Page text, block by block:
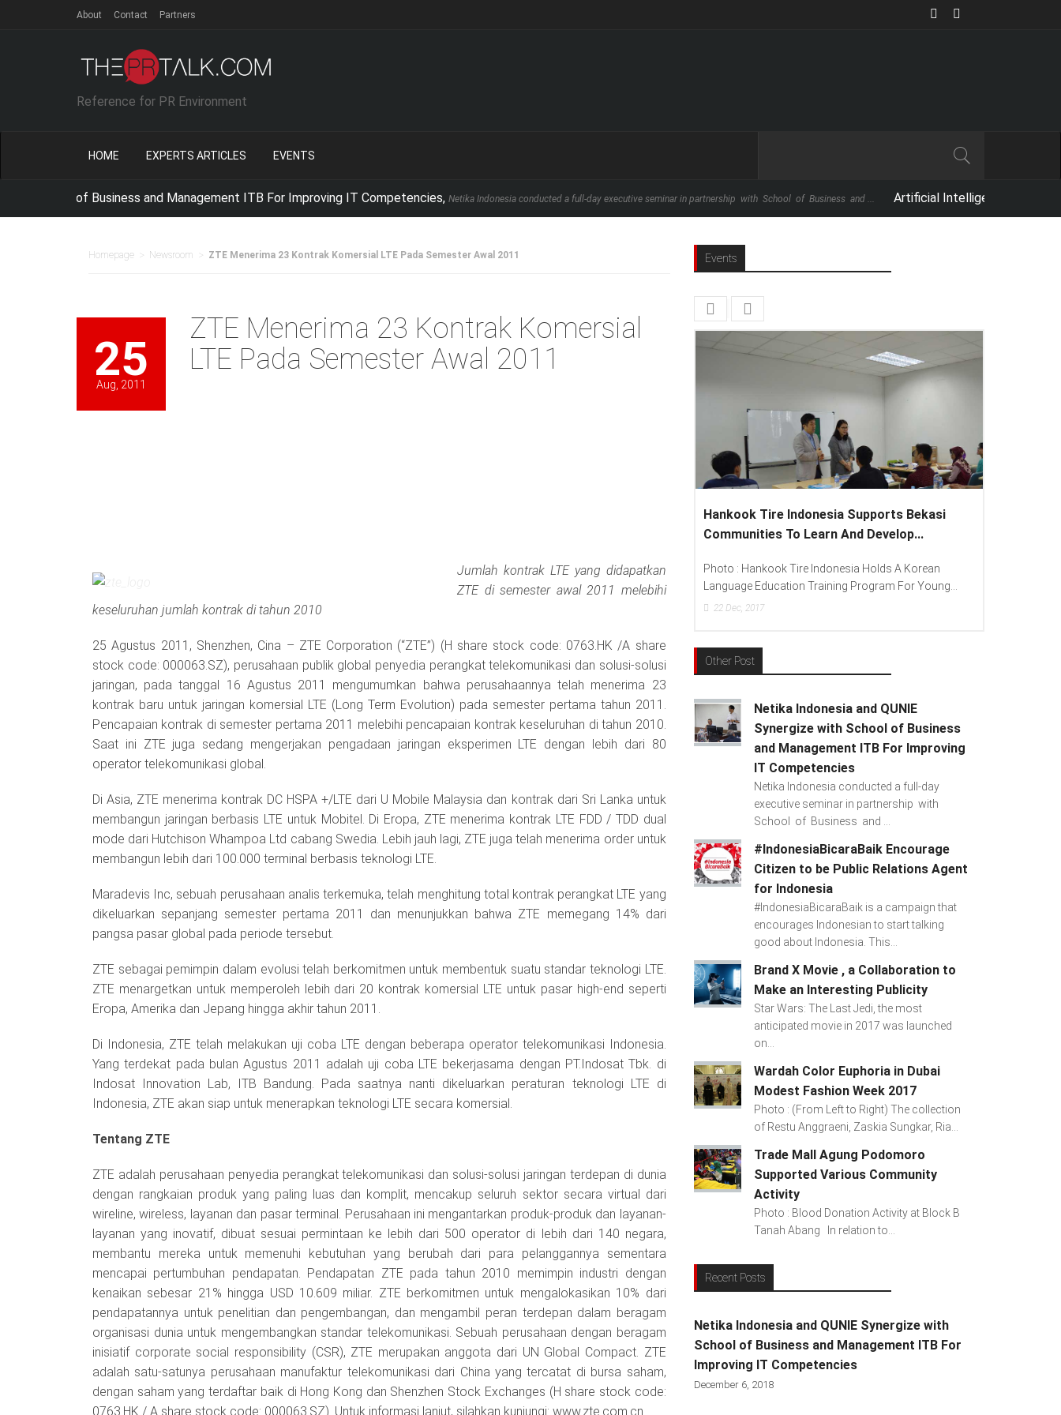
About Contact Partners
Reference for PR Environment
HOME EXPERTS ARTICLES EVENTS
of Business and Management ITB For Improving IT Competencies,Netika Indonesia conducted a full-day executive seminar in partnership with School of Business and ... Artificial Intelligence: The Next Big
Homepage Newsroom ZTE Menerima 23 Kontrak Komersial LTE Pada Semester Awal 2011
25
Aug, 2011
ZTE Menerima 23 Kontrak Komersial
LTE Pada Semester Awal 2011
Jumlah kontrak LTE yang didapatkan
ZTE di semester awal 2011 melebihi
keseluruhan jumlah kontrak di tahun 2010
25 Agustus 2011, Shenzhen, Cina – ZTE Corporation (“ZTE”) (H share stock code: 0763.HK /A share
stock code: 000063.SZ), perusahaan publik global penyedia perangkat telekomunikasi dan solusi-solusi
jaringan, pada tanggal 16 Agustus 2011 mengumumkan bahwa perusahaannya telah menerima 23
kontrak baru untuk jaringan komersial LTE (Long Term Evolution) pada semester pertama tahun 2011.
Pencapaian kontrak di semester pertama 2011 melebihi pencapaian kontrak keseluruhan di tahun 2010.
Saat ini ZTE juga sedang mengerjakan pengadaan jaringan eksperimen LTE dengan lebih dari 80
operator telekomunikasi global.
Di Asia, ZTE menerima kontrak DC HSPA +/LTE dari U Mobile Malaysia dan kontrak dari Sri Lanka untuk
membangun jaringan berbasis LTE untuk Mobitel. Di Eropa, ZTE menerima kontrak LTE FDD / TDD dual
mode dari Hutchison Whampoa Ltd cabang Swedia. Lebih jauh lagi, ZTE juga telah menerima order untuk
membangun lebih dari 100.000 terminal berbasis teknologi LTE.
Maradevis Inc, sebuah perusahaan analis terkemuka, telah menghitung total kontrak perangkat LTE yang
dikeluarkan sepanjang semester pertama 2011 dan menunjukkan bahwa ZTE memegang 14% dari
pangsa pasar global pada periode tersebut.
ZTE sebagai pemimpin dalam evolusi telah berkomitmen untuk membentuk suatu standar teknologi LTE.
ZTE menargetkan untuk memperoleh lebih dari 20 kontrak komersial LTE untuk pasar high-end seperti
Eropa, Amerika dan Jepang hingga akhir tahun 2011.
Di Indonesia, ZTE telah melakukan uji coba LTE dengan beberapa operator telekomunikasi Indonesia.
Yang terdekat pada bulan Agustus 2011 adalah uji coba LTE bekerjasama dengan PT.Indosat Tbk. di
Indosat Innovation Lab, ITB Bandung. Pada saatnya nanti dikeluarkan peraturan teknologi LTE di
Indonesia, ZTE akan siap untuk menerapkan teknologi LTE secara komersial.
Tentang ZTE
ZTE adalah perusahaan penyedia perangkat telekomunikasi dan solusi-solusi jaringan terdepan di dunia
dengan rangkaian produk yang paling luas dan komplit, mencakup seluruh sektor secara virtual dari
wireline, wireless, layanan dan pasar terminal. Perusahaan ini mengantarkan produk-produk dan layanan-
layanan yang inovatif, dibuat sesuai permintaan ke lebih dari 500 operator di lebih dari 140 negara,
membantu mereka untuk memenuhi kebutuhan yang berubah dari para pelanggannya sementara
mencapai pertumbuhan pendapatan. Pendapatan ZTE pada tahun 2010 memimpin industri dengan
kenaikan sebesar 21% hingga USD 10.609 miliar. ZTE berkomitmen untuk mengalokasikan 10% dari
pendapatannya untuk penelitian dan pengembangan, dan mengambil peran terdepan dalam beragam
organisasi dunia untuk mengembangkan standar telekomunikasi. Sebuah perusahaan dengan beragam
inisiatif corporate social responsibility (CSR), ZTE merupakan anggota dari UN Global Compact. ZTE
adalah satu-satunya perusahaan manufaktur telekomunikasi dari China yang tercatat di bursa saham,
dengan saham yang terdaftar baik di Hong Kong dan Shenzhen Stock Exchanges (H share stock code:
0763.HK / A share stock code: 000063.SZ). Untuk informasi lanjut, silahkan kunjungi: www.zte.com.cn.
Events
Hankook Tire Indonesia Supports Bekasi
Communities To Learn And Develop...
Photo : Hankook Tire Indonesia Holds A Korean
Language Education Training Program For Young...
22 Dec, 2017
Other Post
Netika Indonesia and QUNIE
Synergize with School of Business
and Management ITB For Improving
IT Competencies
Netika Indonesia conducted a full-day
executive seminar in partnership with
School of Business and ...
#IndonesiaBicaraBaik Encourage
Citizen to be Public Relations Agent
for Indonesia
#IndonesiaBicaraBaik is a campaign that
encourages Indonesian to start talking
good about Indonesia. This...
Brand X Movie , a Collaboration to
Make an Interesting Publicity
Star Wars: The Last Jedi, the most
anticipated movie in 2017 was launched
on...
Wardah Color Euphoria in Dubai
Modest Fashion Week 2017
Photo : (From Left to Right) The collection
of Restu Anggraeni, Zaskia Sungkar, Ria...
Trade Mall Agung Podomoro
Supported Various Community
Activity
Photo : Blood Donation Activity at Block B
Tanah Abang In relation to...
Recent Posts
Netika Indonesia and QUNIE Synergize with
School of Business and Management ITB For
Improving IT Competencies
December 6, 2018